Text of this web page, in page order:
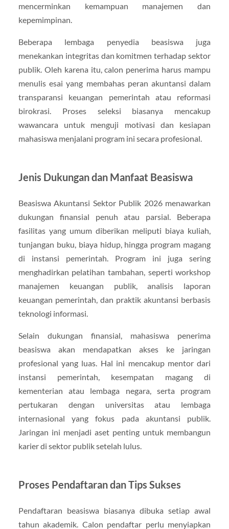
mencerminkan kemampuan manajemen dan
kepemimpinan.
Beberapa lembaga penyedia beasiswa juga
menekankan integritas dan komitmen terhadap sektor
publik. Oleh karena itu, calon penerima harus mampu
menulis esai yang membahas peran akuntansi dalam
transparansi keuangan pemerintah atau reformasi
birokrasi. Proses seleksi biasanya mencakup
wawancara untuk menguji motivasi dan kesiapan
mahasiswa menjalani program ini secara profesional.
Jenis Dukungan dan Manfaat Beasiswa
Beasiswa Akuntansi Sektor Publik 2026 menawarkan
dukungan finansial penuh atau parsial. Beberapa
fasilitas yang umum diberikan meliputi biaya kuliah,
tunjangan buku, biaya hidup, hingga program magang
di instansi pemerintah. Program ini juga sering
menghadirkan pelatihan tambahan, seperti workshop
manajemen keuangan publik, analisis laporan
keuangan pemerintah, dan praktik akuntansi berbasis
teknologi informasi.
Selain dukungan finansial, mahasiswa penerima
beasiswa akan mendapatkan akses ke jaringan
profesional yang luas. Hal ini mencakup mentor dari
instansi pemerintah, kesempatan magang di
kementerian atau lembaga negara, serta program
pertukaran dengan universitas atau lembaga
internasional yang fokus pada akuntansi publik.
Jaringan ini menjadi aset penting untuk membangun
karier di sektor publik setelah lulus.
Proses Pendaftaran dan Tips Sukses
Pendaftaran beasiswa biasanya dibuka setiap awal
tahun akademik. Calon pendaftar perlu menyiapkan